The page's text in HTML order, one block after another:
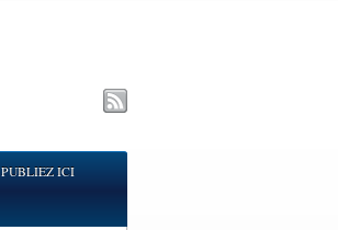
PUBLIEZ ICI